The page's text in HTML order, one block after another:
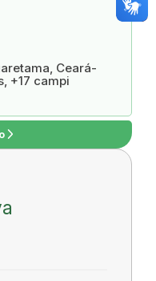
Ceará-
+17 campi
arrow_forward_ios